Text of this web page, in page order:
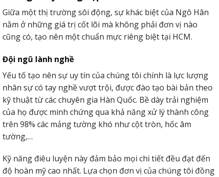
Giữa một thị trường sôi động, sự khác biệt của Ngô Hân
nằm ở những giá trị cốt lõi mà không phải đơn vị nào
cũng có, tạo nên một chuẩn mực riêng biệt tại HCM.
Đội ngũ lành nghề
Yếu tố tạo nên sự uy tín của chúng tôi chính là lực lượng
nhân sự có tay nghề vượt trội, được đào tạo bài bản theo
kỹ thuật từ các chuyên gia Hàn Quốc. Bề dày trải nghiệm
của họ được minh chứng qua khả năng xử lý thành công
trên 98% các mảng tường khó như cột tròn, hốc âm
tường,…
Kỹ năng điêu luyện này đảm bảo mọi chi tiết đều đạt đến
độ hoàn mỹ cao nhất. Lựa chọn đơn vị của chúng tôi đồng